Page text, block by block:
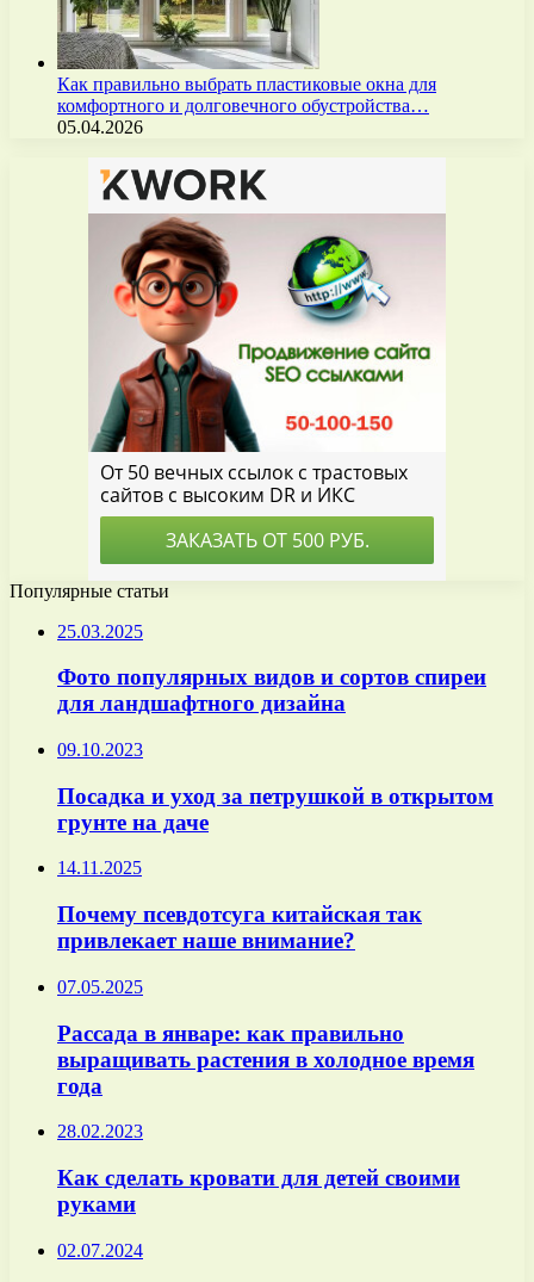
Как правильно выбрать пластиковые окна для
комфортного и долговечного обустройства…
05.04.2026
Популярные статьи
25.03.2025
Фото популярных видов и сортов спиреи
для ландшафтного дизайна
09.10.2023
Посадка и уход за петрушкой в открытом
грунте на даче
14.11.2025
Почему псевдотсуга китайская так
привлекает наше внимание?
07.05.2025
Рассада в январе: как правильно
выращивать растения в холодное время
года
28.02.2023
Как сделать кровати для детей своими
руками
02.07.2024